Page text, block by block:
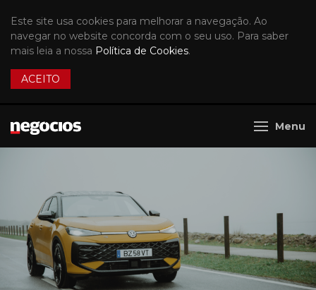
Este site usa cookies para melhorar a navegação. Ao
navegar no website concorda com o seu uso. Para saber
mais leia a nossa Política de Cookies.
ACEITO
Menu